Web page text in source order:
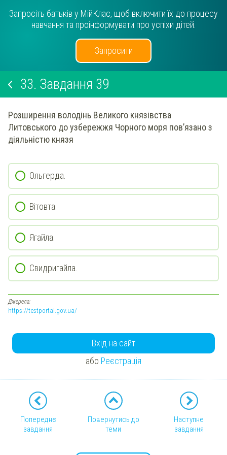
Запросіть батьків у МійКлас, щоб включити їх до процесу
навчання та проінформувати про успіхи дітей.
Запросити
33. Завдання 39
Розширення володінь Великого князівства
Литовського до узбережжя Чорного моря пов’язано з
діяльністю князя
Ольгерда.
Вітовта.
Ягайла.
Свидригайла.
Джерела:
https://testportal.gov.ua/
Вхід на сайт
або Реєстрація
Попереднє
завдання
Повернутись до
теми
Наступне
завдання